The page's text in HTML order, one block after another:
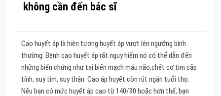
không cần đến bác sĩ
Cao huyết áp là hiện tượng huyết áp vượt lên ngưỡng bình
thường. Bệnh cao huyết áp rất nguy hiểm nó có thể dẫn đến
những biến chứng như tai biến mạch máu não,chết cơ tim cấp
tính, suy tim, suy thận. Cao áp huyết còn rút ngắn tuổi thọ.
Nếu bạn có mức huyết áp cao từ 140/90 hoặc hơn thế, bạn